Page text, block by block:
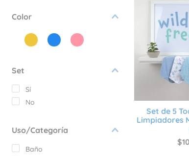
Color
Set
Sí
No
Uso/Categoría
Baño
Set de 5
Limpiadores
$
cobijas
9
10